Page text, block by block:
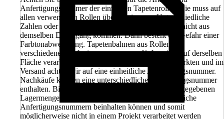
Anfertigungsnummer der einzelnen Tapetenrollen. Sie muss auf
allen verwendeten Rollen übereinstimmen. Unterschiedliche
Zahlen oder Buchstaben bedeuten, dass die Rollen nicht aus
demselben Druckgang kommen. Dann besteht die Gefahr einer
Farbtonabweichung. Tapetenbahnen aus Rollen mit
verschiedenen Anfertigungsnummern dürfen nicht auf derselben
Fläche verarbeitet werden. Beim Verkauf in den Märkten und im
Versand achten wir auf eine einheitliche Anfertigungsnummer.
Nachkäufe können eine unterschiedliche Anfertigungsnummer
enthalten. Bitte beachten Sie außerdem, dass die angegebenen
Lagermengen in den Märkten ebenfalls unterschiedliche
Anfertigungsnummern beinhalten können und somit
möglicherweise nicht in einem Projekt verarbeitet werden